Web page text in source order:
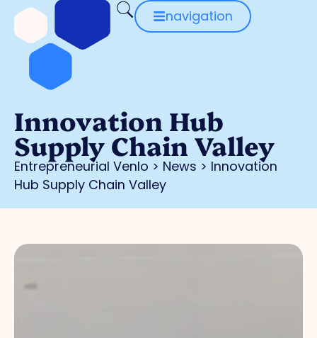
navigation
Innovation Hub
Supply Chain Valley
Entrepreneurial Venlo > News > Innovation
Hub Supply Chain Valley